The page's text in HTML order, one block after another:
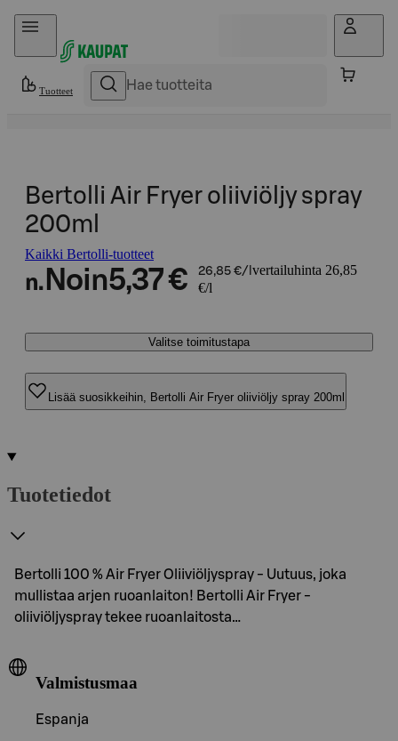
Hyppää sisältöön
Tuotteet
Bertolli Air Fryer oliiviöljy spray
200ml
Kaikki Bertolli-tuotteet
n. Noin5,37 € 26,85 €/l vertailuhinta 26,85
€/l
Valitse toimitustapa
Lisää suosikkeihin, Bertolli Air Fryer oliiviöljy spray 200ml
Tuotetiedot
Bertolli 100 % Air Fryer Oliiviöljyspray - Uutuus, joka
mullistaa arjen ruoanlaiton! Bertolli Air Fryer -
oliiviöljyspray tekee ruoanlaitosta…
Valmistusmaa
Espanja